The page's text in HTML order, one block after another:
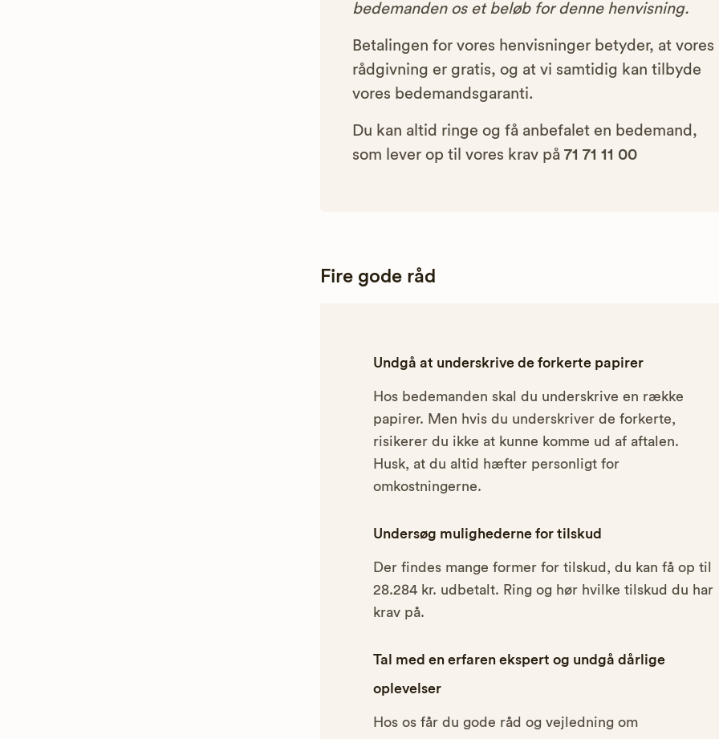
bedemanden os et beløb for denne henvisning.
Betalingen for vores henvisninger betyder, at vores
rådgivning er gratis, og at vi samtidig kan tilbyde
vores bedemandsgaranti.
Du kan altid ringe og få anbefalet en bedemand,
som lever op til vores krav på 71 71 11 00
Fire gode råd
Undgå at underskrive de forkerte papirer
Hos bedemanden skal du underskrive en række
papirer. Men hvis du underskriver de forkerte,
risikerer du ikke at kunne komme ud af aftalen.
Husk, at du altid hæfter personligt for
omkostningerne.
Undersøg mulighederne for tilskud
Der findes mange former for tilskud, du kan få op til
28.284 kr. udbetalt. Ring og hør hvilke tilskud du har
krav på.
Tal med en erfaren ekspert og undgå dårlige
oplevelser
Hos os får du gode råd og vejledning om